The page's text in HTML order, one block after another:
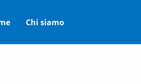
Chi siamo